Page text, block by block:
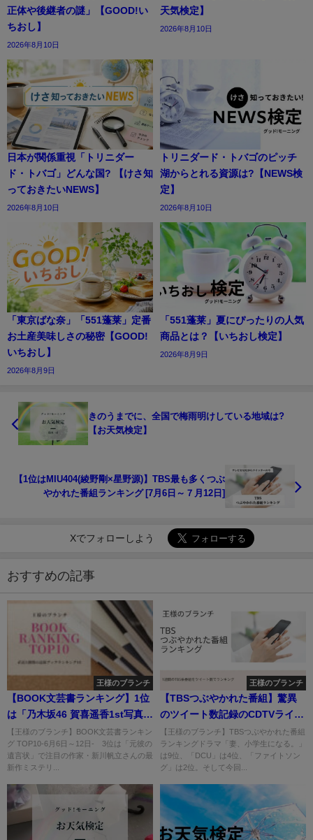
正体や後継者の謎」【GOOD!い
ちおし】
2026年8月10日
天気検定】
2026年8月10日
日本が関係重視「トリニダー
ド・トバゴ」どんな国? 【けさ知
っておきたいNEWS】
2026年8月10日
トリニダード・トバゴのピッチ
湖からとれる資源は?【NEWS検
定】
2026年8月10日
「東京ばな奈」「551蓬莱」定番
お土産美味しさの秘密【GOOD!
いちおし】
2026年8月9日
「551蓬莱」夏にぴったりの人気
商品とは？【いちおし検定】
2026年8月9日
きのうまでに、全国で梅雨明けしている地域は?
【お天気検定】
【1位はMIU404(綾野剛×星野源)】TBS最も多くつぶ
やかれた番組ランキング [7月6日～７月12日]
Xでフォローしよう
おすすめの記事
王様のブランチ
【BOOK文芸書ランキング】1位
は「乃木坂46 賀喜遥香1st写真集
まっさら」
【王様のブランチ】BOOK文芸書ランキン
グ TOP10-6月6日～12日- 3位は「元彼の
遺言状」で注目の作家・新川帆立さんの最
新作ミステリ...
王様のブランチ
【TBSつぶやかれた番組】驚異
のツイート数記録のCDTVライ
ブ!ライブ!
【王様のブランチ】TBSつぶやかれた番組
ランキングドラマ「妻、小学生になる。」
は9位、「DCU」は4位、「ファイトソン
グ」は2位。そして今回...